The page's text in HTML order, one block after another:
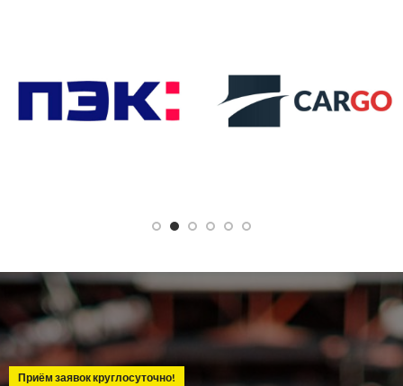
Приём заявок круглосуточно!